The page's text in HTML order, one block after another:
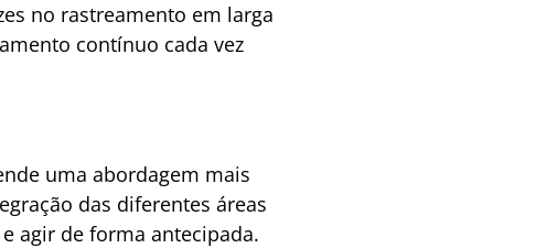
no rastreamento em larga
contínuo cada vez
uma abordagem mais
das diferentes áreas
agir de forma antecipada.